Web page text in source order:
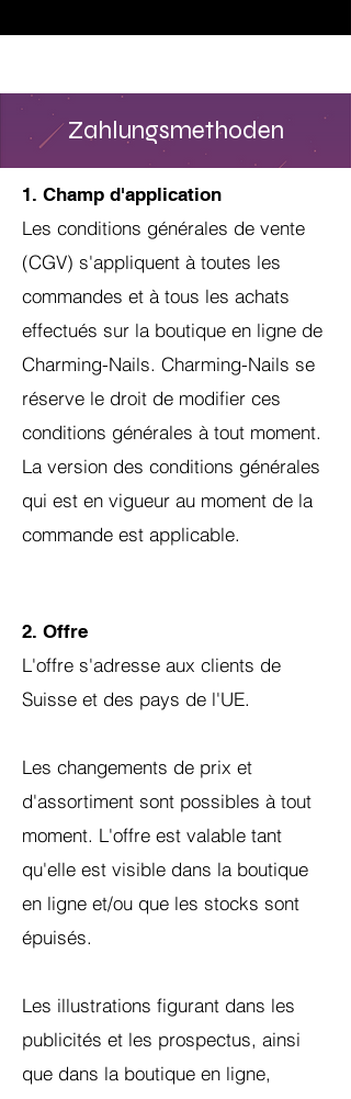
Zahlungsmethoden
1. Champ d'application
Les conditions générales de vente
(CGV) s'appliquent à toutes les
commandes et à tous les achats
effectués sur la boutique en ligne de
Charming-Nails. Charming-Nails se
réserve le droit de modifier ces
conditions générales à tout moment.
La version des conditions générales
qui est en vigueur au moment de la
commande est applicable.
2. Offre
L'offre s'adresse aux clients de
Suisse et des pays de l'UE.
Les changements de prix et
d'assortiment sont possibles à tout
moment. L'offre est valable tant
qu'elle est visible dans la boutique
en ligne et/ou que les stocks sont
épuisés.
Les illustrations figurant dans les
publicités et les prospectus, ainsi
que dans la boutique en ligne,